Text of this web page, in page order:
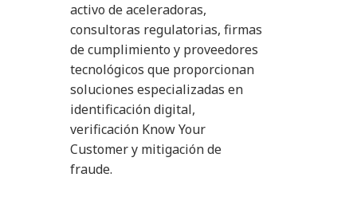
activo de aceleradoras,
consultoras regulatorias, firmas
de cumplimiento y proveedores
tecnológicos que proporcionan
soluciones especializadas en
identificación digital,
verificación Know Your
Customer y mitigación de
fraude.